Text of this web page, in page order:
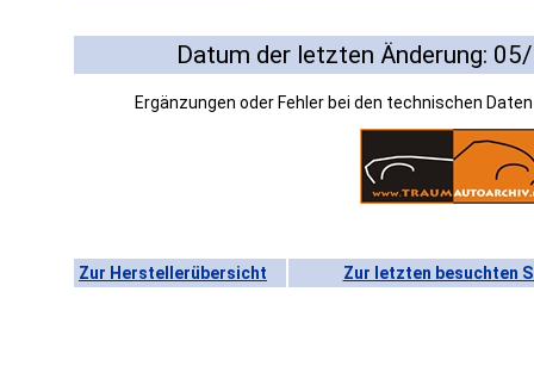
Datum der letzten Änderung:
Ergänzungen oder Fehler bei den technischen
Zur Herstellerübersicht Zur letzten besuchten